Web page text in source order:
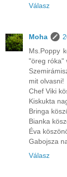
Válasz
Moha
Ms.Poppy
"öreg róka"
mit olvasni!
Chef Viki
Kiskukta
Bringa
Bianka
Éva
Gabojsza
Válasz